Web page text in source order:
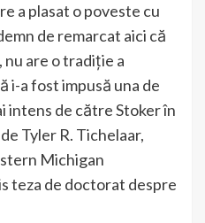
a plasat o poveste cu
de remarcat aici că
nu are o tradiție a
i-a fost impusă una de
intens de către Stoker în
Tyler R. Tichelaar,
Michigan
teza de doctorat despre